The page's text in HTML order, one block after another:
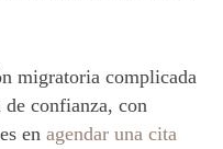
migratoria complicada
confianza, con
en agendar una cita